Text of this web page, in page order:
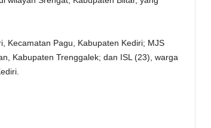
Kecamatan Pagu, Kabupaten Kediri; MJS
Kabupaten Trenggalek; dan ISL (23), warga